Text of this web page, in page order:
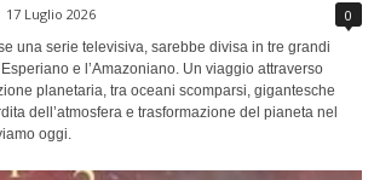
17 Luglio 2026 0
una serie televisiva, sarebbe divisa in tre grandi
e l’Amazoniano. Un viaggio attraverso
planetaria, tra oceani scomparsi, gigantesche
dell’atmosfera e trasformazione del pianeta nel
oggi.